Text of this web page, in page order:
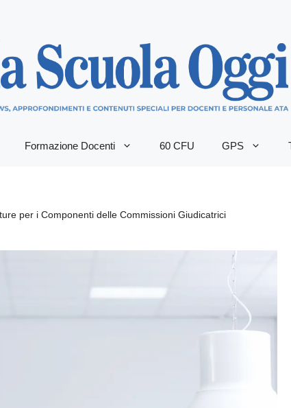
Formazione Docenti 60 CFU GPS
per i Componenti delle Commissioni Giudicatrici